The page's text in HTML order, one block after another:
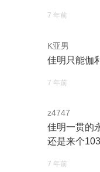
7 年前
K亚男
佳明只能伽
7 年前
z4747
佳明一贯的
还是来个
7 年前